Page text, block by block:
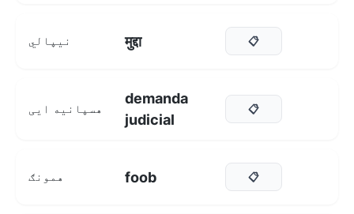
نیپالي मुद्दा 📋
هسپانیه ایی
demanda
judicial
📋
همونګ foob 📋